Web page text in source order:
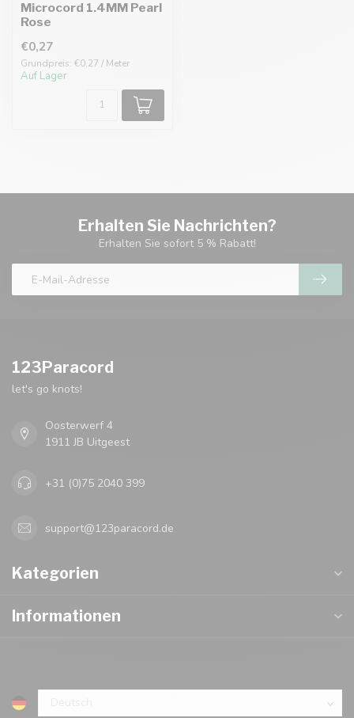
Microcord 1.4MM Pearl
Rose
€0,27
Grundpreis: €0,27 / Meter
Auf Lager
Erhalten Sie Nachrichten?
Erhalten Sie sofort 5 % Rabatt!
123Paracord
let's go knots!
Oosterwerf 4
1911 JB Uitgeest
+31 (0)75 2040 399
support@123paracord.de
Kategorien
Informationen